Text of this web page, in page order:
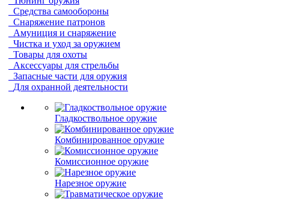
Средства самообороны
Снаряжение патронов
Амуниция и снаряжение
Чистка и уход за оружием
Товары для охоты
Аксессуары для стрельбы
Запасные части для оружия
Для охранной деятельности
Гладкоствольное оружие
Комбинированное оружие
Комиссионное оружие
Нарезное оружие